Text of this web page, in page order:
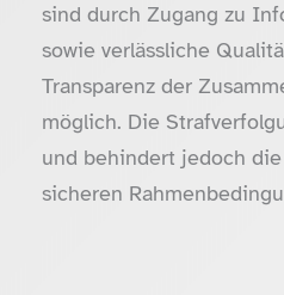
sind durch Zugang zu
sowie verlässliche
Transparenz der
möglich. Die
und behindert jedoch
sicheren